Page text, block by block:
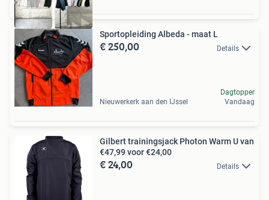
Sportopleiding Albeda - maat L
€ 250,00 Details
Nieuwerkerk aan den IJssel
Dagtopper
Vandaag
Gilbert trainingsjack Photon Warm U van
€47,99 voor €24,00
€ 24,00 Details